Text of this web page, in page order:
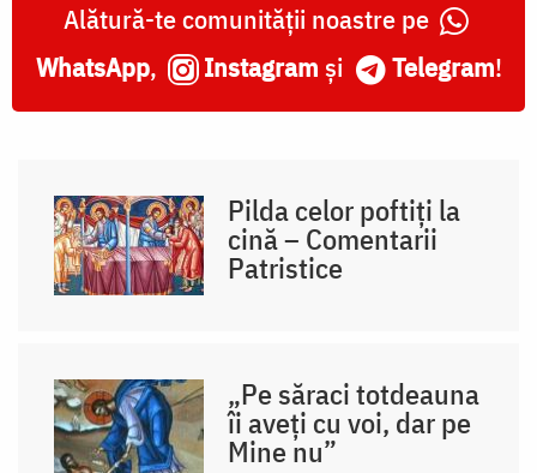
Alătură-te comunității noastre pe
WhatsApp, Instagram și Telegram!
Pilda celor poftiți la
cină – Comentarii
Patristice
„Pe săraci totdeauna
îi aveţi cu voi, dar pe
Mine nu”